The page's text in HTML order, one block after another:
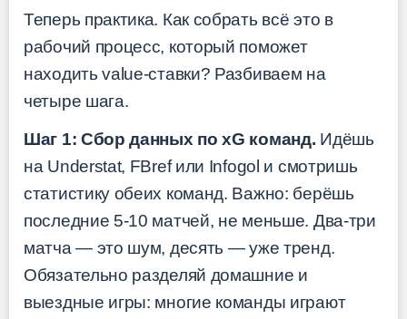
Теперь практика. Как собрать всё это в
рабочий процесс, который поможет
находить value-ставки? Разбиваем на
четыре шага.
Шаг 1: Сбор данных по xG команд. Идёшь
на Understat, FBref или Infogol и смотришь
статистику обеих команд. Важно: берёшь
последние 5-10 матчей, не меньше. Два-три
матча — это шум, десять — уже тренд.
Обязательно разделяй домашние и
выездные игры: многие команды играют